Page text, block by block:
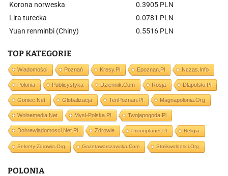
Korona norweska
0.3905 PLN
Lira turecka
0.0781 PLN
Yuan renminbi (Chiny)
0.5516 PLN
TOP KATEGORIE
Wiadomości Poznań Kresy.pl Epoznan.pl Nczas.info
Polonia Publicystyka Dziennik.com Rosja Dlapolski.pl
Goniec.net Globalizacja TenPoznan.pl Magnapolonia.org
Wolnemedia.net Mysl-Polska.pl Twojapogoda.pl
Dobrewiadomosci.net.pl Zdrowie Prisonplanet.pl Religia
Sekrety-Zdrowia.org Gazetawarszawska.com Stolikwolnosci.org
POLONIA